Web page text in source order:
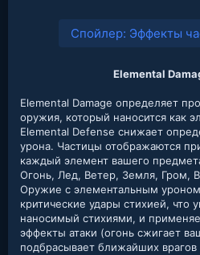
Спойлер: Эффекты
Elemental
Elemental Damage определяет
оружия, который наносится как
Elemental Defense снижает
урона. Частицы отображаются
каждый элемент вашего
Огонь, Лед, Ветер, Земля, Гром,
Оружие с элементальным
критические удары стихией, что
наносимый стихиями, и
эффекты атаки (огонь сжигает
подбрасывает ближайших врагов